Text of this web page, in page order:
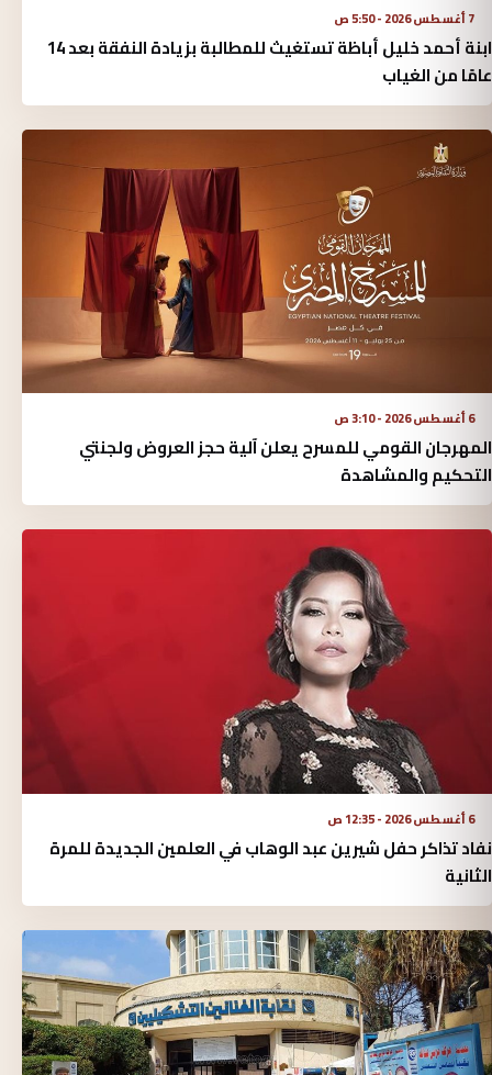
7 أغسطس 2026 - 5:50 ص
ابنة أحمد خليل أباظة تستغيث للمطالبة بزيادة النفقة بعد 14
عامًا من الغياب
6 أغسطس 2026 - 3:10 ص
المهرجان القومي للمسرح يعلن آلية حجز العروض ولجنتي
التحكيم والمشاهدة
6 أغسطس 2026 - 12:35 ص
نفاد تذاكر حفل شيرين عبد الوهاب في العلمين الجديدة للمرة
الثانية